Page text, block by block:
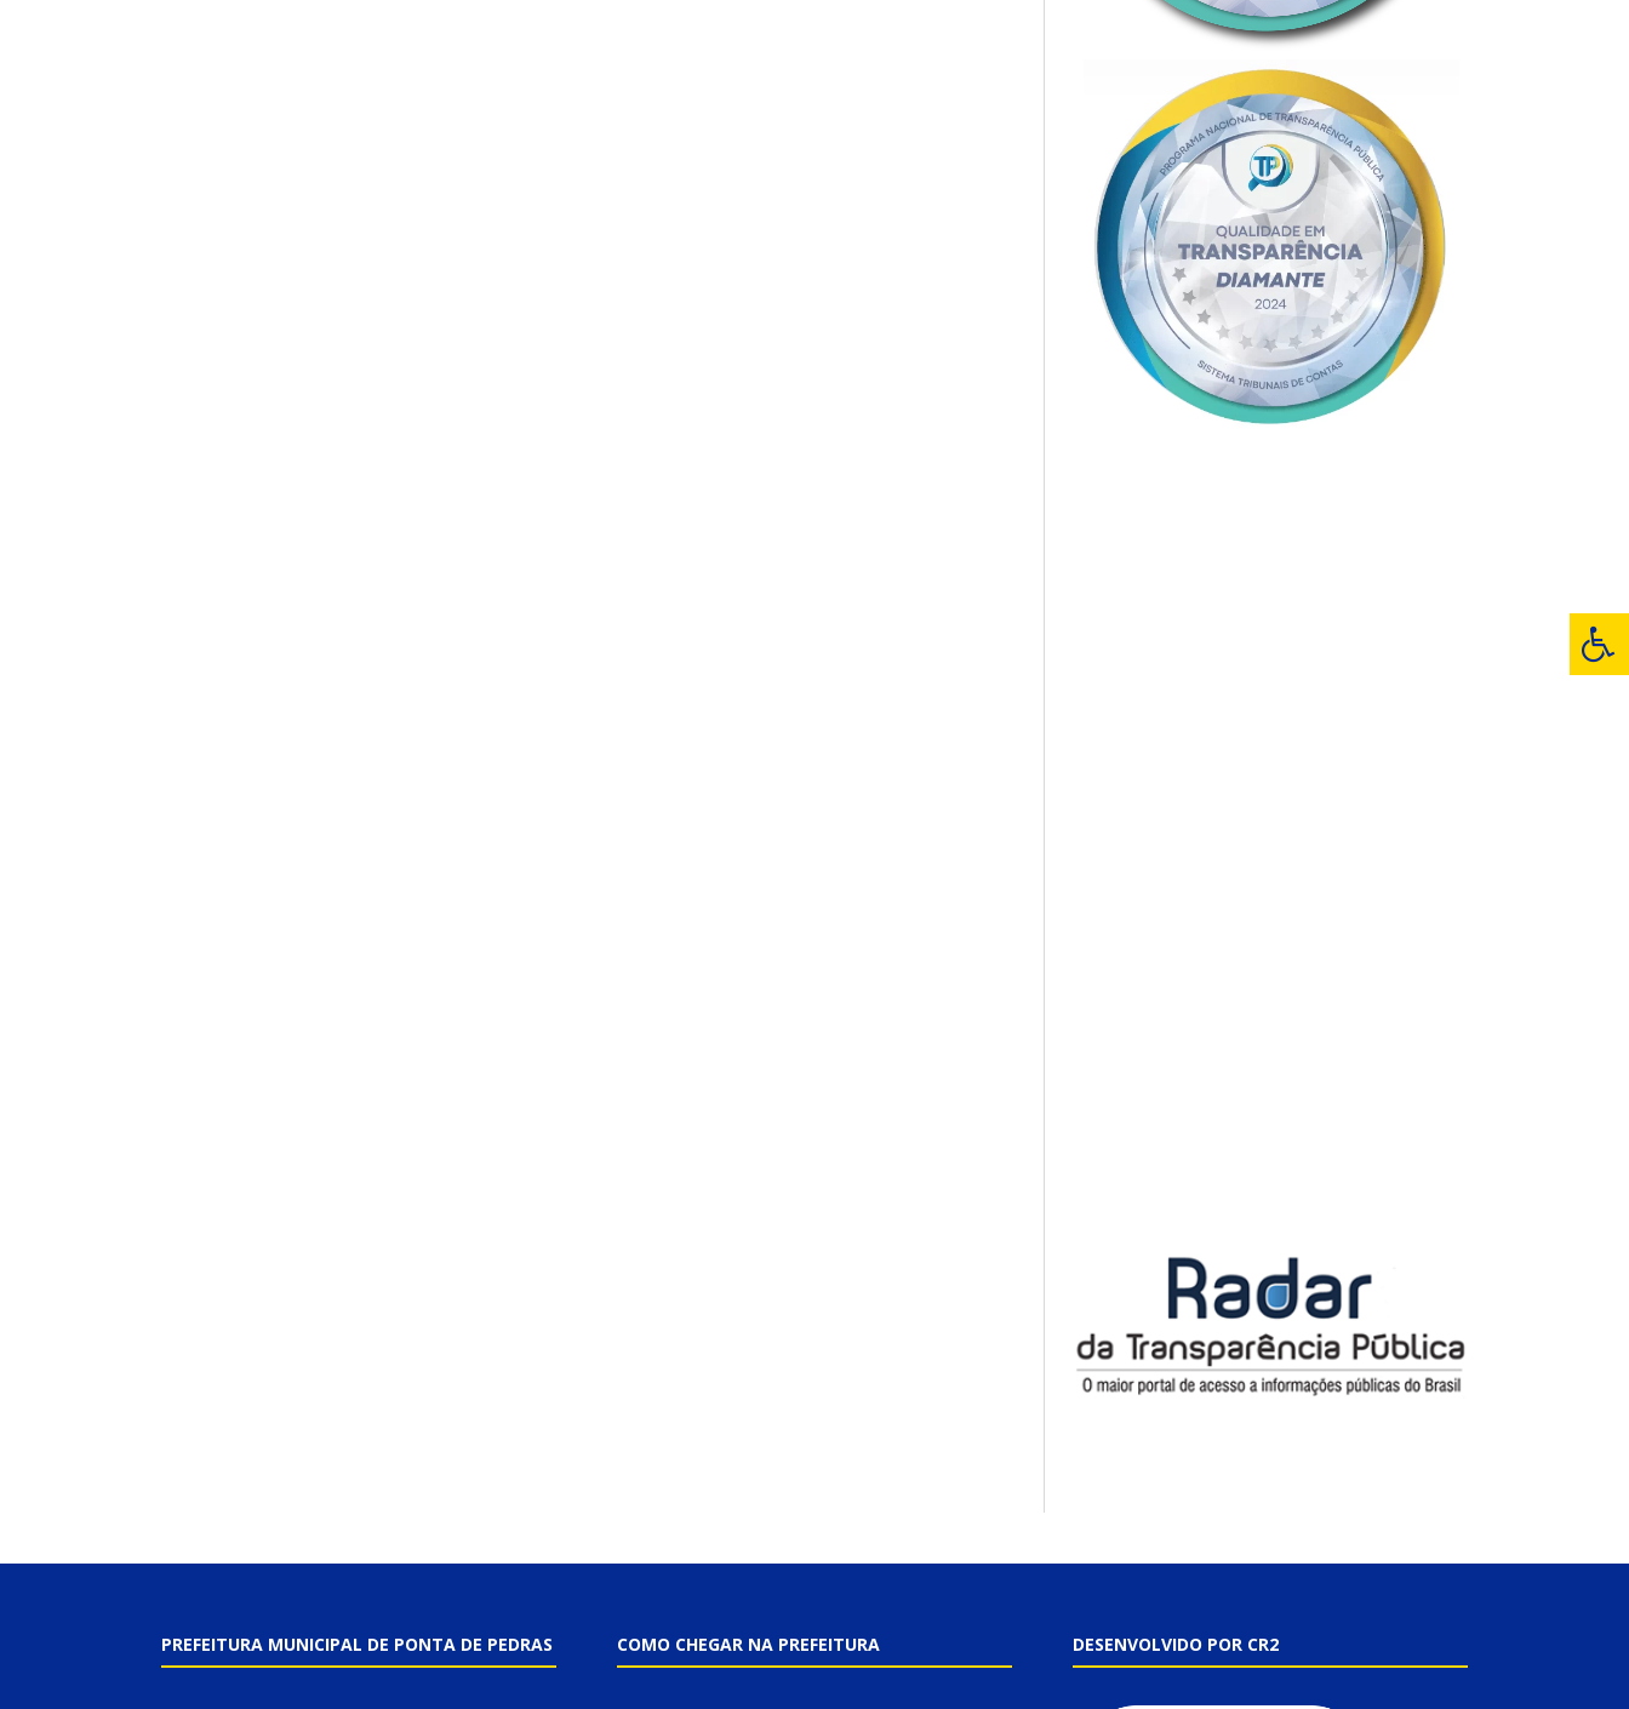
PREFEITURA MUNICIPAL DE PONTA DE PEDRAS COMO CHEGAR NA PREFEITURA DESENVOLVIDO POR CR2